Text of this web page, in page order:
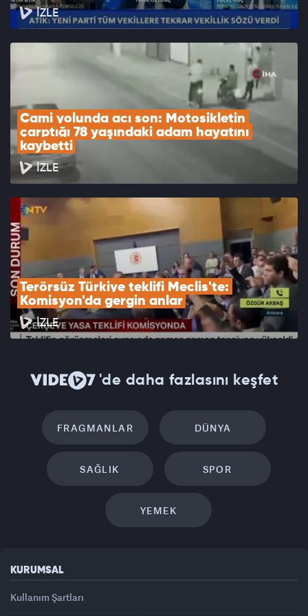
İZLE
Cami yolunda acı son: Motosikletin
çarptığı 78 yaşındaki adam hayatını
kaybetti
İZLE
Terörsüz Türkiye teklifi Meclis'te:
Komisyon'da gergin anlar
İZLE
'de daha fazlasını keşfet
FRAGMANLAR DÜNYA
SAĞLIK SPOR
YEMEK
KURUMSAL
Kullanım Şartları